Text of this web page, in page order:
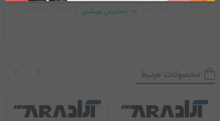
EFT POS برگرفته از حروف اول کلمات Electronic Funds Transfer
پرداخت هزینه خریدخود بدون نیاز به پول نقد و فقط با استفاده از کارت
بانکی خود استفاده کنید. این دستگاه این امکان را فراهم می کند که
نمایش بیشتر
محصولات مرتبط